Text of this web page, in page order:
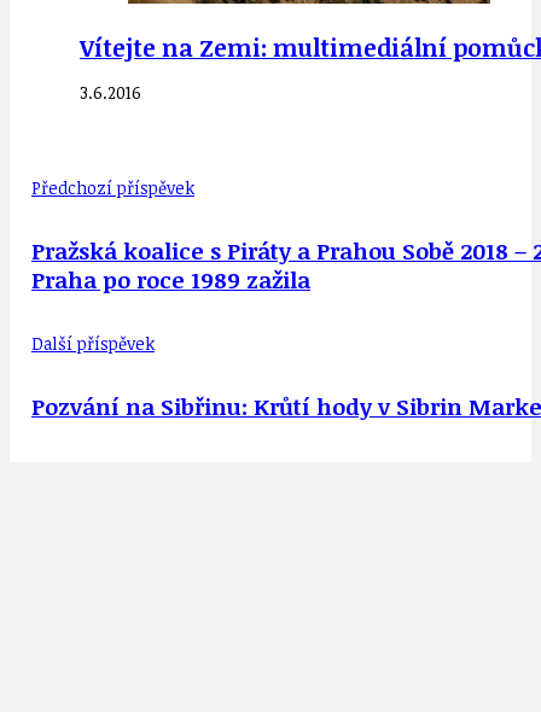
Vítejte na Zemi: multimediální
3.6.2016
Předchozí příspěvek
Pražská koalice s Piráty a Prahou Sobě
Praha po roce 1989 zažila
Další příspěvek
Pozvání na Sibřinu: Krůtí hody v Sibrin